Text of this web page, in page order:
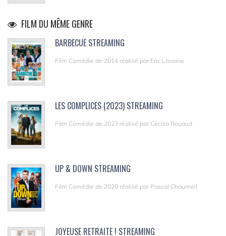
FILM DU MÊME GENRE
BARBECUE STREAMING
Film Comédie de 2014 réalisé par Eric Lavaine
LES COMPLICES (2023) STREAMING
Film Comédie de 2023 réalisé par Cécilia Rouaud
UP & DOWN STREAMING
Film Comédie de 2020 réalisé par Pascal Chaumeil
JOYEUSE RETRAITE ! STREAMING